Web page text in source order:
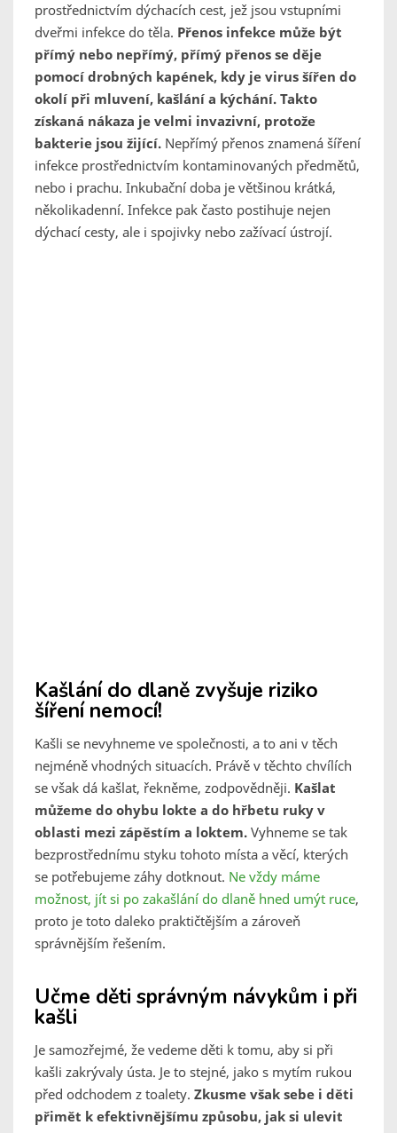
prostřednictvím dýchacích cest, jež jsou vstupními
dveřmi infekce do těla. Přenos infekce může být
přímý nebo nepřímý, přímý přenos se děje
pomocí drobných kapének, kdy je virus šířen do
okolí při mluvení, kašlání a kýchání. Takto
získaná nákaza je velmi invazivní, protože
bakterie jsou žijící. Nepřímý přenos znamená šíření
infekce prostřednictvím kontaminovaných předmětů,
nebo i prachu. Inkubační doba je většinou krátká,
několikadenní. Infekce pak často postihuje nejen
dýchací cesty, ale i spojivky nebo zažívací ústrojí.
Kašlání do dlaně zvyšuje riziko
šíření nemocí!
Kašli se nevyhneme ve společnosti, a to ani v těch
nejméně vhodných situacích. Právě v těchto chvílích
se však dá kašlat, řekněme, zodpovědněji. Kašlat
můžeme do ohybu lokte a do hřbetu ruky v
oblasti mezi zápěstím a loktem. Vyhneme se tak
bezprostřednímu styku tohoto místa a věcí, kterých
se potřebujeme záhy dotknout. Ne vždy máme
možnost, jít si po zakašlání do dlaně hned umýt ruce,
proto je toto daleko praktičtějším a zároveň
správnějším řešením.
Učme děti správným návykům i při
kašli
Je samozřejmé, že vedeme děti k tomu, aby si při
kašli zakrývaly ústa. Je to stejné, jako s mytím rukou
před odchodem z toalety. Zkusme však sebe i děti
přimět k efektivnějšímu způsobu, jak si ulevit